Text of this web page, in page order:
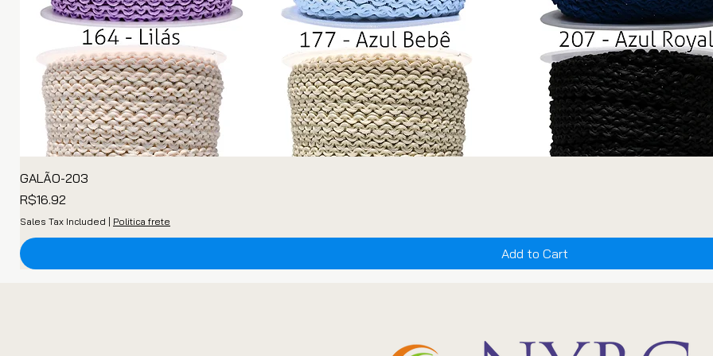
GALÃO-203
Price
R$16.92
Sales Tax Included | Politica frete
Add to Cart